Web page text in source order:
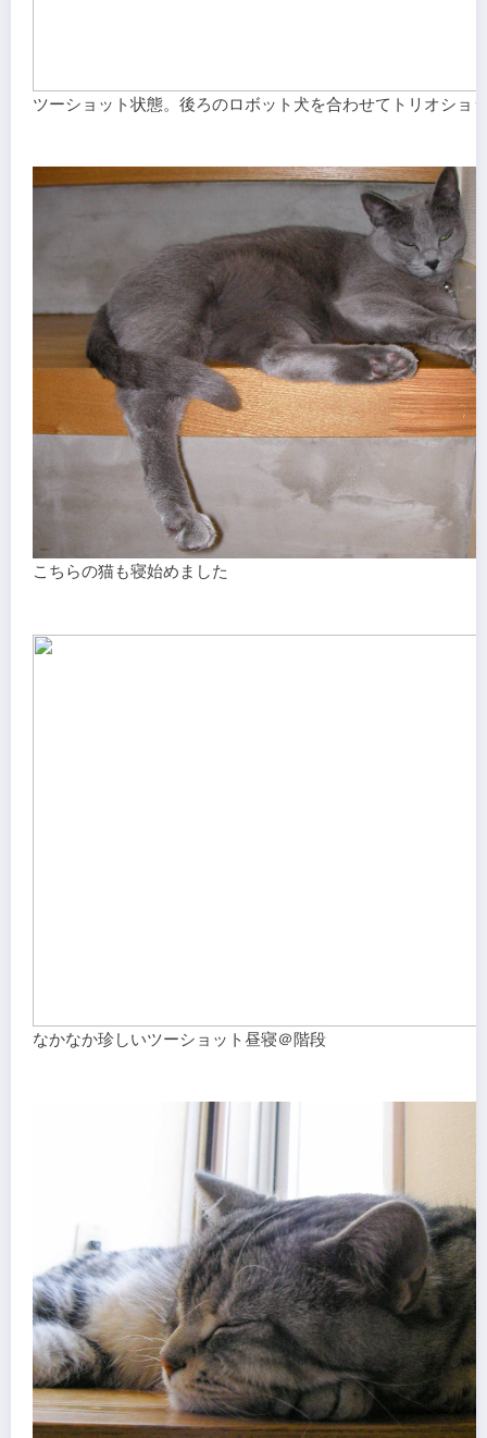
ツーショット状態。後ろのロボット犬を合わせてトリオショ
こちらの猫も寝始めました
なかなか珍しいツーショット昼寝＠階段